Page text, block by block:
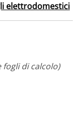
elettrodomestici
fogli di calcolo)